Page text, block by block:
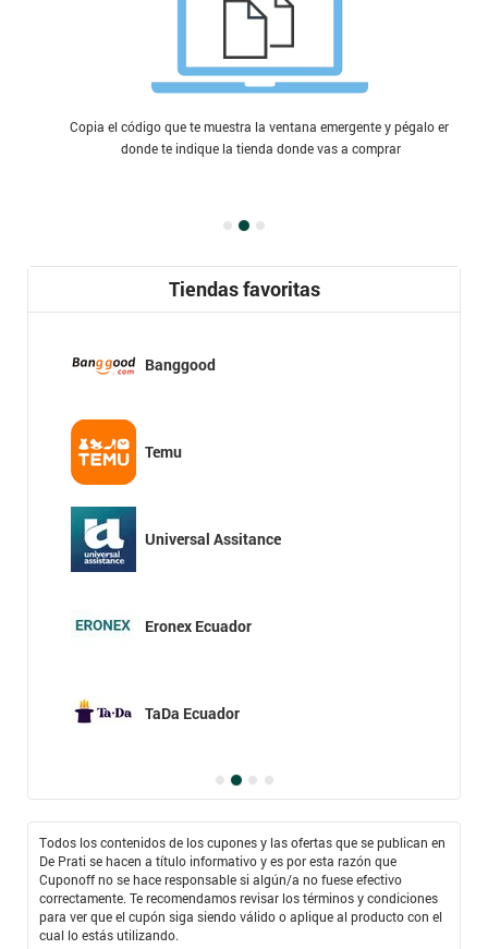
Copia el código que te muestra la ventana emergente y pégalo en
donde te indique la tienda donde vas a comprar
Tiendas favoritas
Banggood
Temu
Universal Assitance
Eronex Ecuador
TaDa Ecuador
Todos los contenidos de los cupones y las ofertas que se publican en
De Prati se hacen a título informativo y es por esta razón que
Cuponoff no se hace responsable si algún/a no fuese efectivo
correctamente. Te recomendamos revisar los términos y condiciones
para ver que el cupón siga siendo válido o aplique al producto con el
cual lo estás utilizando.